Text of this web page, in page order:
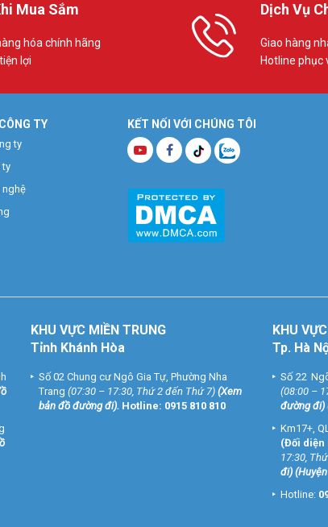
Mua Sắm
hóa chính hãng
lợi
Dịch Vụ
Giao hàng
Hotline phục
KẾT NỐI VỚI CHÚNG TÔI
TY
ty
ty
nghệ
KHU VỰC MIỀN TRUNG
Tỉnh Khánh Hòa
Số 02 Chung cư Ngô Gia Tự, Phường Nha
Trang (07:30 – 17:30, Thứ 2 đến Thứ 7) (Xem
bản đồ đường đi). Hotline: 0915 810 810
KHU
Tp. Hà
Số 22
(08:00 –
đường đi)
Km17+,
(Đối diện
17:30,
đi)
Hotline: